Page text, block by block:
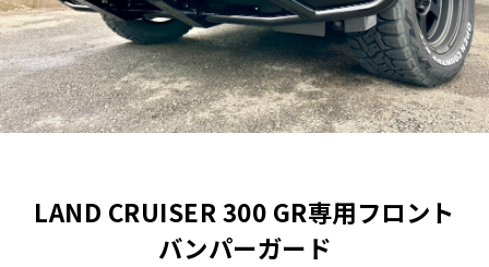
LAND CRUISER 300 GR専用フロント
バンパーガード